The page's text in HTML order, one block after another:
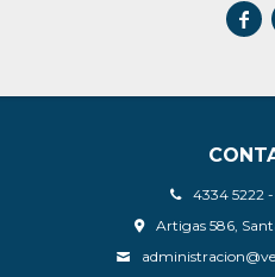
4334 5222
Artigas 586,
